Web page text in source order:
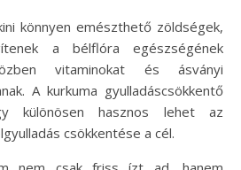
könnyen emészthető zöldségek,
a bélflóra egészségének
vitaminokat és ásványi
A kurkuma gyulladáscsökkentő
különösen hasznos lehet az
csökkentése a cél.